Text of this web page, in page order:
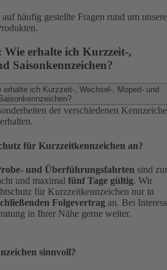
häufig gestellte Fragen rund um unsere
erhalte ich Kurzzeit-,
Saisonkennzeichen?
ich Kurzzeit-, Wechsel-, Moped- und
der verschiedenen
für Kurzzeitkennzeichen an?
und Überführungsfahrten sind
und maximal fünf Tage gültig. Wir
für Kurzzeitkennzeichen nur in
Folgevertrag an. Bei
in Ihrer Nähe gerne weiter.
sinnvoll?